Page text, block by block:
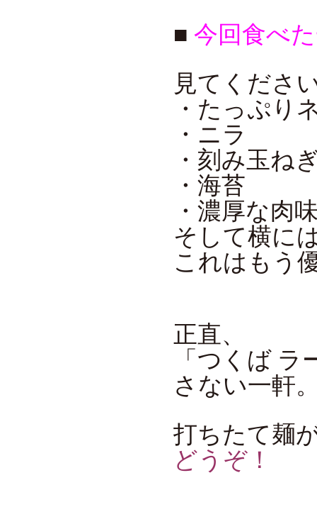
■ 今回食べ
見てくださ
・たっぷり
・ニラ
・刻み玉ね
・海苔
・濃厚な肉
そして横に
これはもう
正直、
「つくば
さない一軒
打ちたて麺
どうぞ！